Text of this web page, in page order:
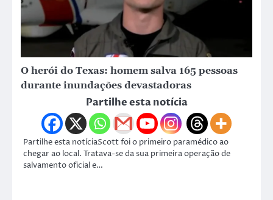
O herói do Texas: homem salva 165 pessoas
durante inundações devastadoras
Partilhe esta notícia
Partilhe esta notíciaScott foi o primeiro paramédico ao
chegar ao local. Tratava-se da sua primeira operação de
salvamento oficial e…